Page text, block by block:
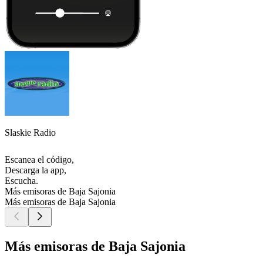
Slaskie Radio
Escanea el código,
Descarga la app,
Escucha.
Más emisoras de Baja Sajonia
Más emisoras de Baja Sajonia
Más emisoras de Baja Sajonia